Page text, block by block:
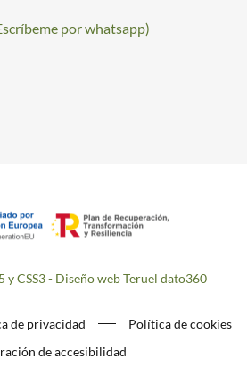
por whatsapp)
CSS3 - Diseño web Teruel dato360
de privacidad
Política de cookies
de accesibilidad